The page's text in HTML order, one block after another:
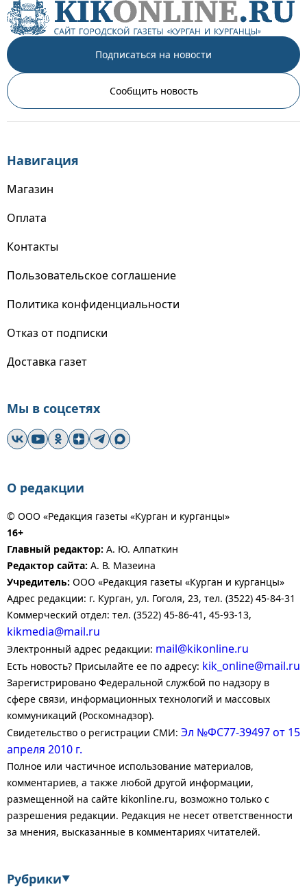
Подписаться на новости
Сообщить новость
Навигация
Магазин
Оплата
Контакты
Пользовательское соглашение
Политика конфиденциальности
Отказ от подписки
Доставка газет
Мы в соцсетях
О редакции
© ООО «Редакция газеты «Курган и курганцы»
16+
Главный редактор: А. Ю. Алпаткин
Редактор сайта: А. В. Мазеина
Учредитель: ООО «Редакция газеты «Курган и курганцы»
Адрес редакции: г. Курган, ул. Гоголя, 23, тел. (3522) 45-84-31
Коммерческий отдел: тел. (3522) 45-86-41, 45-93-13,
kikmedia@mail.ru
Электронный адрес редакции: mail@kikonline.ru
Есть новость? Присылайте ее по адресу: kik_online@mail.ru
Зарегистрировано Федеральной службой по надзору в
сфере связи, информационных технологий и массовых
коммуникаций (Роскомнадзор).
Свидетельство о регистрации СМИ: Эл №ФС77-39497 от 15
апреля 2010 г.
Полное или частичное использование материалов,
комментариев, а также любой другой информации,
размещенной на сайте kikonline.ru, возможно только с
разрешения редакции. Редакция не несет ответственности
за мнения, высказанные в комментариях читателей.
Рубрики▼